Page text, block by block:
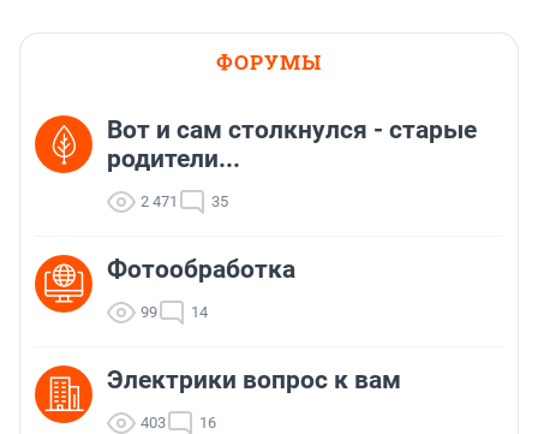
ФОРУМЫ
Вот и сам столкнулся - старые
родители...
2 471 35
Фотообработка
99 14
Электрики вопрос к вам
403 16